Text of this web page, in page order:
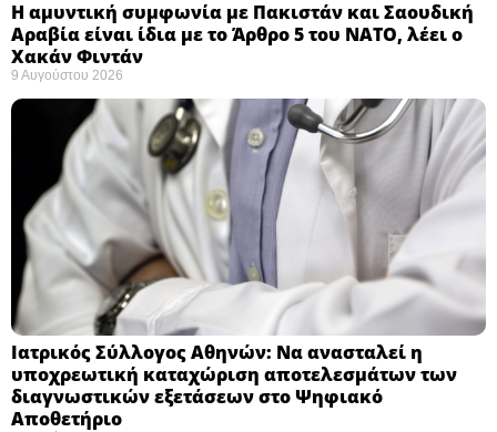
Η αμυντική συμφωνία με Πακιστάν και Σαουδική
Αραβία είναι ίδια με το Άρθρο 5 του ΝΑΤΟ, λέει ο
Χακάν Φιντάν ​
9 Αυγούστου 2026
Ιατρικός Σύλλογος Αθηνών: Να ανασταλεί η
υποχρεωτική καταχώριση αποτελεσμάτων των
διαγνωστικών εξετάσεων στο Ψηφιακό
Αποθετήριο ​